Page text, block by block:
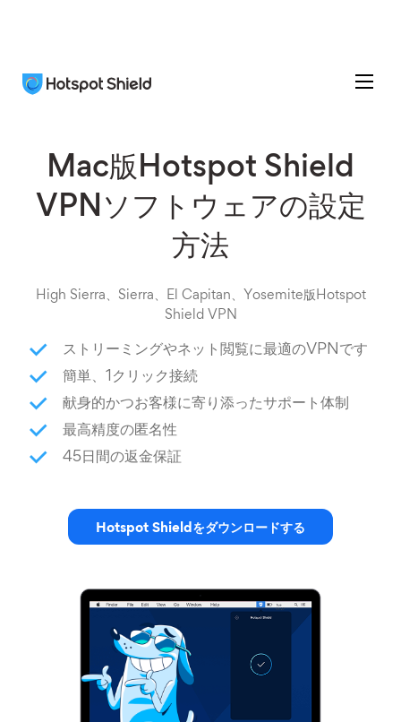
Mac版Hotspot Shield
VPNソフトウェアの設定
方法
High Sierra、Sierra、El Capitan、Yosemite版Hotspot
Shield VPN
ストリーミングやネット閲覧に最適のVPNです
簡単、1クリック接続
献身的かつお客様に寄り添ったサポート体制
最高精度の匿名性
45日間の返金保証
Hotspot Shieldをダウンロードする